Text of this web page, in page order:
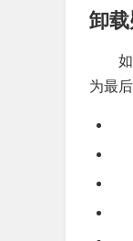
卸
为最